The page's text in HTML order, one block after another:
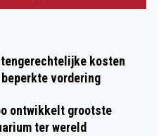
kosten
vordering
ontwikkelt grootste
ter wereld